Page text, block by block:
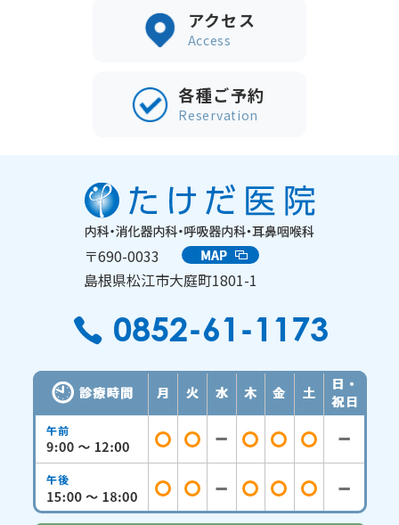
アクセス
Access
各種ご予約
Reservation
〒690-0033
島根県松江市大庭町1801-1
0852-61-1173